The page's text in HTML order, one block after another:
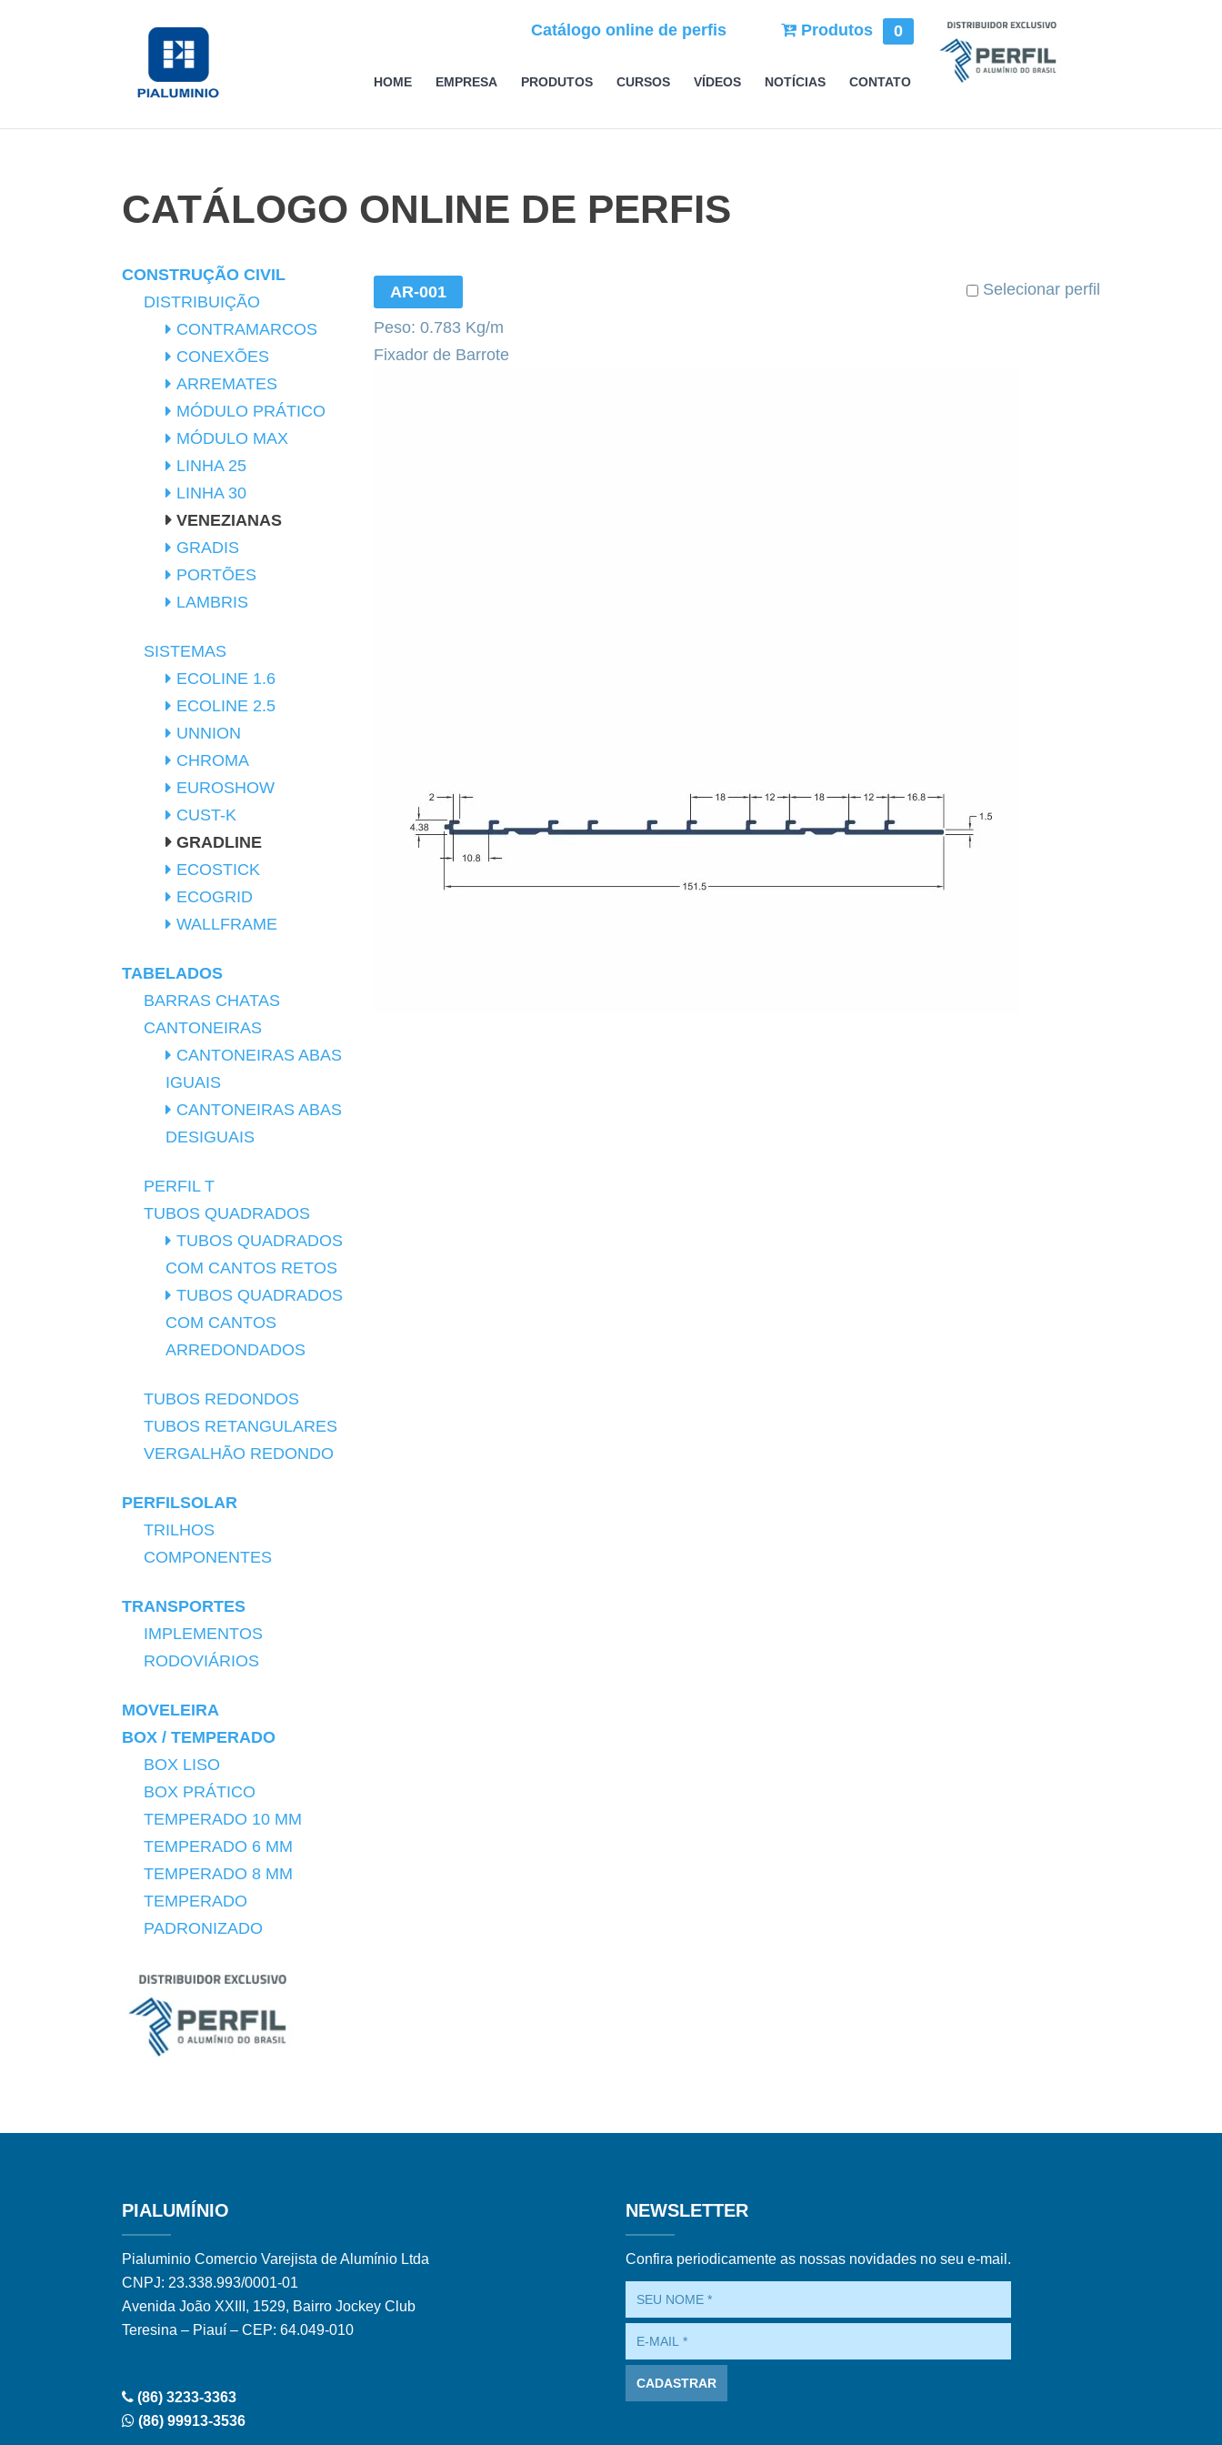
Catálogo online de perfis Produtos 0
HOME EMPRESA PRODUTOS CURSOS VÍDEOS NOTÍCIAS CONTATO
CATÁLOGO ONLINE DE PERFIS
AR-001 Selecionar perfil
Peso: 0.783 Kg/m
Fixador de Barrote
CONSTRUÇÃO CIVIL
DISTRIBUIÇÃO
CONTRAMARCOS
CONEXÕES
ARREMATES
MÓDULO PRÁTICO
MÓDULO MAX
LINHA 25
LINHA 30
VENEZIANAS
GRADIS
PORTÕES
LAMBRIS
SISTEMAS
ECOLINE 1.6
ECOLINE 2.5
UNNION
CHROMA
EUROSHOW
CUST-K
GRADLINE
ECOSTICK
ECOGRID
WALLFRAME
TABELADOS
BARRAS CHATAS
CANTONEIRAS
CANTONEIRAS ABAS
IGUAIS
CANTONEIRAS ABAS
DESIGUAIS
PERFIL T
TUBOS QUADRADOS
TUBOS QUADRADOS
COM CANTOS RETOS
TUBOS QUADRADOS
COM CANTOS
ARREDONDADOS
TUBOS REDONDOS
TUBOS RETANGULARES
VERGALHÃO REDONDO
PERFILSOLAR
TRILHOS
COMPONENTES
TRANSPORTES
IMPLEMENTOS
RODOVIÁRIOS
MOVELEIRA
BOX / TEMPERADO
BOX LISO
BOX PRÁTICO
TEMPERADO 10 MM
TEMPERADO 6 MM
TEMPERADO 8 MM
TEMPERADO
PADRONIZADO
DIVERSOS
DIVISÓRIAS
PIALUMÍNIO
Pialuminio Comercio Varejista de Alumínio Ltda
CNPJ: 23.338.993/0001-01
Avenida João XXIII, 1529, Bairro Jockey Club
Teresina – Piauí – CEP: 64.049-010
(86) 3233-3363
(86) 99913-3536
NEWSLETTER
Confira periodicamente as nossas novidades no seu e-mail.